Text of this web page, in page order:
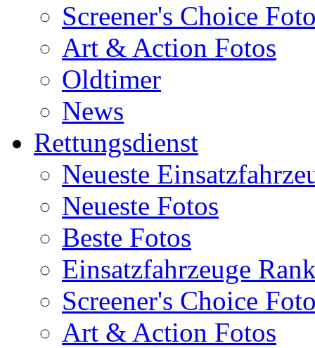
Screener's Choice
Art & Action Fotos
Oldtimer
News
Rettungsdienst
Neueste
Neueste Fotos
Beste Fotos
Einsatzfahrzeuge
Screener's Choice
Art & Action Fotos